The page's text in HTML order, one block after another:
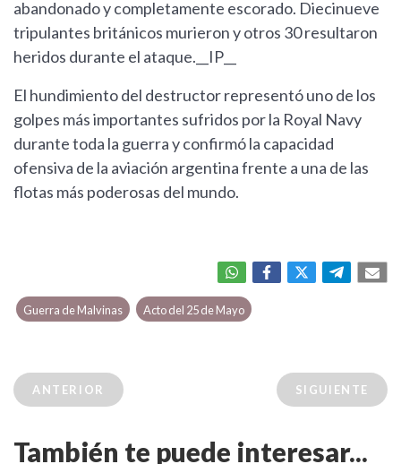
abandonado y completamente escorado. Diecinueve
tripulantes británicos murieron y otros 30 resultaron
heridos durante el ataque.__IP__
El hundimiento del destructor representó uno de los
golpes más importantes sufridos por la Royal Navy
durante toda la guerra y confirmó la capacidad
ofensiva de la aviación argentina frente a una de las
flotas más poderosas del mundo.
Guerra de Malvinas Acto del 25 de Mayo
ANTERIOR SIGUIENTE
También te puede interesar...